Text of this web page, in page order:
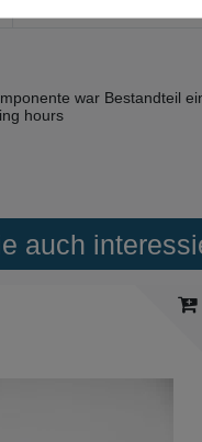
war Bestandteil
hours
auch